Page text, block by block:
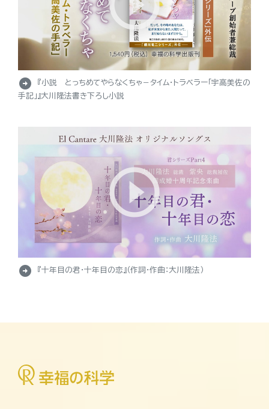
arrow_circle_right
『小説 とっちめてやらなくちゃ－タイム・トラベラー「宇高美佐の
手記」』大川隆法書き下ろし小説
arrow_circle_right 『十年目の君・十年目の恋』（作詞・作曲：大川隆法）